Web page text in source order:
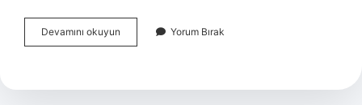
Devamını okuyun
Emekli
Ne
Yorum Bırak